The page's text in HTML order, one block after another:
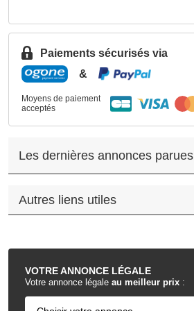
VOTREANNONCE LÉGALE
Votre annonce légale au meilleur prix :
Paiements sécurisés via
&
Moyens de paiement
acceptés
Les dernières annonces parues
Autres liens utiles
.